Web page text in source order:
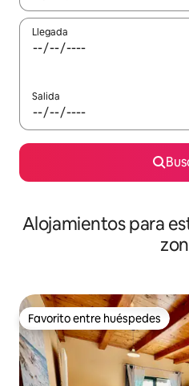
Llegada
Salida
Alojamientos para
Favorito entre huéspedes
Favorito entre huéspedes